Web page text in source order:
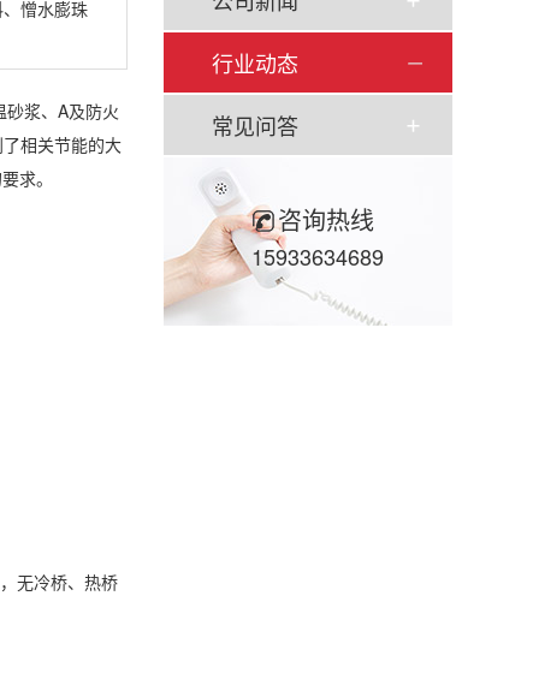
行业动态
常见问答
咨询热线
15933634689
憎水膨珠
浆、A及防火
相关节能的大
求。
无冷桥、热桥